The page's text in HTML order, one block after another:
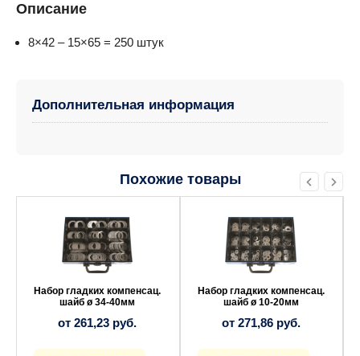
Описание
8×42 – 15×65 = 250 штук
Дополнительная информация
Похожие товары
Набор гладких компенсац.
шайб ø 34-40мм
от261,23 руб.
несколько
вариаций.
выбрать
товара.
Набор гладких компенсац.
шайб ø 10-20мм
от 271,86 руб.
несколько
вариаций.
выбрать
товара.